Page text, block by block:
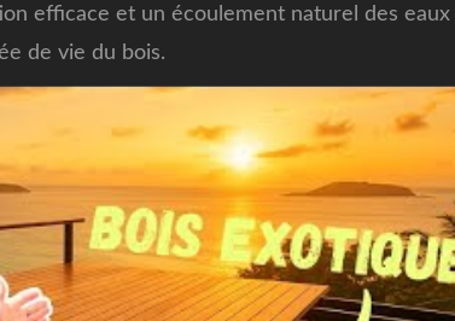
efficace et un écoulement naturel des eaux
de vie du bois.